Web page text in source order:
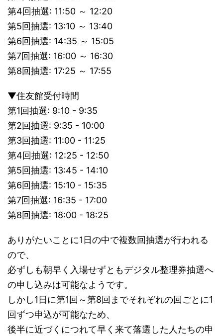
第4回抽選: 11:50 ～ 12:20
第5回抽選: 13:10 ～ 13:40
第6回抽選: 14:35 ～ 15:05
第7回抽選: 16:00 ～ 16:30
第8回抽選: 17:25 ～ 17:55
▼住友館受付時間
第1回抽選: 9:10 - 9:35
第2回抽選: 9:35 - 10:00
第3回抽選: 11:00 - 11:25
第4回抽選: 12:25 - 12:50
第5回抽選: 13:45 - 14:10
第6回抽選: 15:10 - 15:35
第7回抽選: 16:35 - 17:00
第8回抽選: 18:00 - 18:25
ありがたいことに1日の中で複数回抽選が行われる
ので、
必ずしも朝早く入場せずともデジタル整理券抽選へ
の申し込みは可能なようです。
しかし1日に第1回～第8回までそれぞれの回ごとに1
回ずつ申込が可能なため、
後半に近づくにつれて早く来て落選した人たちの申